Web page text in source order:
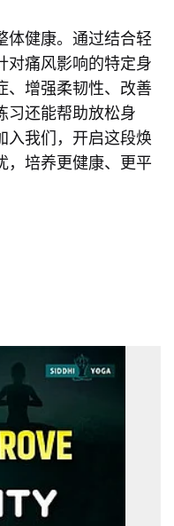
体健康。通过结合轻
对痛风影响的特定身
、增强柔韧性、改善
习还能帮助放松身
入我们，开启这段焕
，培养更健康、更平